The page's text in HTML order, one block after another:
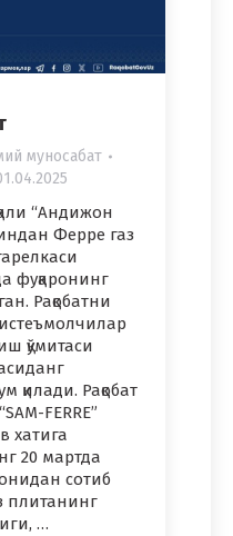
муносабат
“Андижон
Ферре газ
фуқаронинг
Рақобатни
қўмитаси
қилади. Рақобат
FERRE”
хатига
20 мартда
сотиб
плитанинг
…